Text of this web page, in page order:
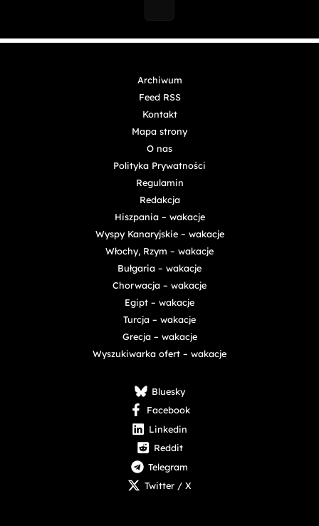
Archiwum
Feed RSS
Kontakt
Mapa strony
O nas
Polityka Prywatności
Regulamin
Redakcja
Hiszpania – wakacje
Wyspy Kanaryjskie – wakacje
Włochy, Rzym – wakacje
Bułgaria – wakacje
Chorwacja – wakacje
Egipt – wakacje
Turcja – wakacje
Grecja – wakacje
Wyszukiwarka ofert – wakacje
Bluesky
Facebook
Linkedin
Reddit
Telegram
Twitter / X